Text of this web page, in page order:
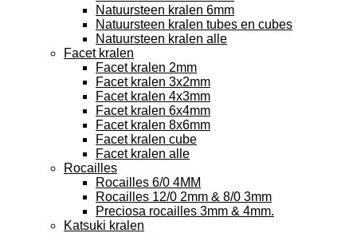
Natuursteen kralen 6mm
Natuursteen kralen tubes en cubes
Natuursteen kralen alle
Facet kralen
Facet kralen 2mm
Facet kralen 3x2mm
Facet kralen 4x3mm
Facet kralen 6x4mm
Facet kralen 8x6mm
Facet kralen cube
Facet kralen alle
Rocailles
Rocailles 6/0 4MM
Rocailles 12/0 2mm & 8/0 3mm
Preciosa rocailles 3mm & 4mm.
Katsuki kralen